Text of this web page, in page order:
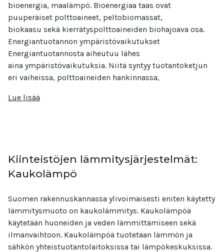
bioenergia, maalämpö. Bioenergiaa taas ovat
puuperäiset polttoaineet, peltobiomassat,
biokaasu sekä kierrätyspolttoaineiden biohajoava osa.
Energiantuotannon ympäristövaikutukset
Energiantuotannosta aiheutuu lähes
aina ympäristövaikutuksia. Niitä syntyy tuotantoketjun
eri vaiheissa, polttoaineiden hankinnassa,
Lue lisää
Kiinteistöjen lämmitysjärjestelmät:
Kaukolämpö
Suomen rakennuskannassa ylivoimaisesti eniten käytetty
lämmitysmuoto on kaukolämmitys. Kaukolämpöä
käytetään huoneiden ja veden lämmittämiseen sekä
ilmanvaihtoon. Kaukolämpöä tuotetaan lämmön ja
sähkön yhteistuotantolaitoksissa tai lämpökeskuksissa.